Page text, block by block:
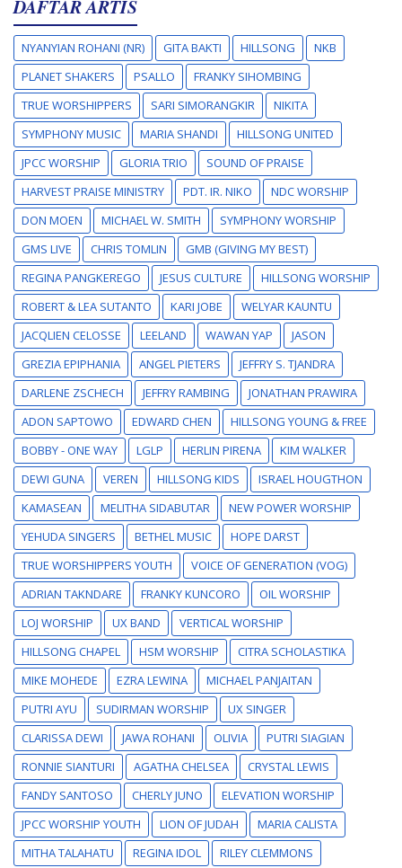
DAFTAR ARTIS
NYANYIAN ROHANI (NR) GITA BAKTI HILLSONG
NKB
PLANET SHAKERS
PSALLO
FRANKY SIHOMBING
TRUE WORSHIPPERS
SARI SIMORANGKIR
NIKITA
SYMPHONY MUSIC
MARIA SHANDI
HILLSONG UNITED
JPCC WORSHIP
GLORIA TRIO
SOUND OF PRAISE
HARVEST PRAISE MINISTRY
PDT. IR. NIKO
NDC WORSHIP
DON MOEN
MICHAEL W. SMITH
SYMPHONY WORSHIP
GMS LIVE
CHRIS TOMLIN
GMB (GIVING MY BEST)
REGINA PANGKEREGO
JESUS CULTURE
HILLSONG WORSHIP
ROBERT & LEA SUTANTO
KARI JOBE
WELYAR KAUNTU
JACQLIEN CELOSSE
LEELAND WAWAN YAP
JASON
GREZIA EPIPHANIA
ANGEL PIETERS
JEFFRY S. TJANDRA
DARLENE ZSCHECH
JEFFRY RAMBING
JONATHAN PRAWIRA
ADON SAPTOWO
EDWARD CHEN
HILLSONG YOUNG & FREE
BOBBY - ONE WAY
LGLP HERLIN PIRENA
KIM WALKER
DEWI GUNA
VEREN HILLSONG KIDS
ISRAEL HOUGTHON
KAMASEAN
MELITHA SIDABUTAR
NEW POWER WORSHIP
YEHUDA SINGERS
BETHEL MUSIC
HOPE DARST
TRUE WORSHIPPERS YOUTH
VOICE OF GENERATION (VOG)
ADRIAN TAKNDARE
FRANKY KUNCORO
OIL WORSHIP
LOJ WORSHIP
UX BAND
VERTICAL WORSHIP
HILLSONG CHAPEL
HSM WORSHIP
CITRA SCHOLASTIKA
MIKE MOHEDE
EZRA LEWINA
MICHAEL PANJAITAN
PUTRI AYU
SUDIRMAN WORSHIP
UX SINGER
CLARISSA DEWI
JAWA ROHANI OLIVIA
PUTRI SIAGIAN
RONNIE SIANTURI
AGATHA CHELSEA
CRYSTAL LEWIS
FANDY SANTOSO
CHERLY JUNO
ELEVATION WORSHIP
JPCC WORSHIP YOUTH
LION OF JUDAH
MARIA CALISTA
MITHA TALAHATU
REGINA IDOL
RILEY CLEMMONS